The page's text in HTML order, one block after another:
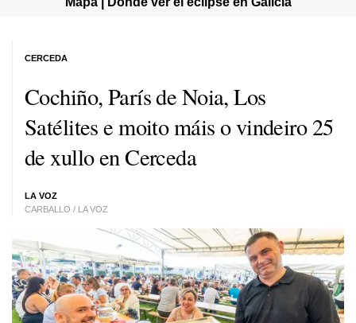
Cochiño, París de Noia, Los
Satélites e moito máis o vindeiro 25
de xullo en Cerceda
LA VOZ
CARBALLO / LA VOZ
CERCEDA